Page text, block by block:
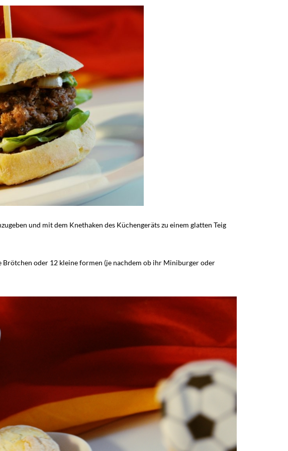
und mit dem Knethaken des Küchengeräts zu einem glatten Teig
Brötchen oder 12 kleine formen (je nachdem ob ihr Miniburger oder